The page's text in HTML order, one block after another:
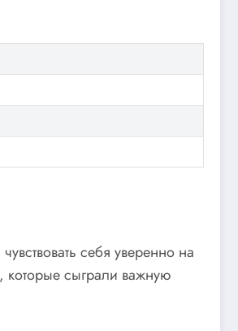
себя уверенно на
которые сыграли важную